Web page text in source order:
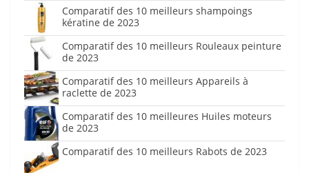
Comparatif des 10 meilleurs shampoings
kératine de 2023
Comparatif des 10 meilleurs Rouleaux peinture
de 2023
Comparatif des 10 meilleurs Appareils à
raclette de 2023
Comparatif des 10 meilleures Huiles moteurs
de 2023
Comparatif des 10 meilleurs Rabots de 2023